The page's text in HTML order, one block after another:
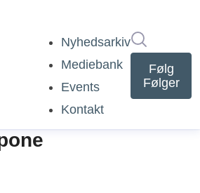
Nyhedsarkiv
Mediebank
Events
Kontakt
Følg
Følger